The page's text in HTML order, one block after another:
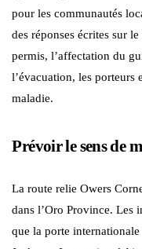
pour les communautés
des réponses écrites sur
permis, l’affectation du
l’évacuation, les porteurs
maladie.
Prévoir le sens de
La route relie Owers
dans l’Oro Province. Les
que la porte